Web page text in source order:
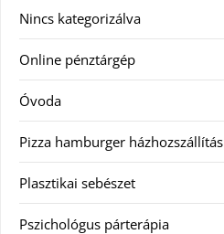
Nincs kategorizálva
Online pénztárgép
Óvoda
Pizza hamburger házhozszállítás
Plasztikai sebészet
Pszichológus párterápia